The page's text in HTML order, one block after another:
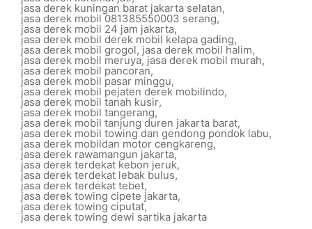
jasa derek kuningan barat jakarta selatan,
jasa derek mobil 081385550003 serang,
jasa derek mobil 24 jam jakarta,
jasa derek mobil derek mobil kelapa gading,
jasa derek mobil grogol, jasa derek mobil halim,
jasa derek mobil meruya, jasa derek mobil murah,
jasa derek mobil pancoran,
jasa derek mobil pasar minggu,
jasa derek mobil pejaten derek mobilindo,
jasa derek mobil tanah kusir,
jasa derek mobil tangerang,
jasa derek mobil tanjung duren jakarta barat,
jasa derek mobil towing dan gendong pondok labu,
jasa derek mobildan motor cengkareng,
jasa derek rawamangun jakarta,
jasa derek terdekat kebon jeruk,
jasa derek terdekat lebak bulus,
jasa derek terdekat tebet,
jasa derek towing cipete jakarta,
jasa derek towing ciputat,
jasa derek towing dewi sartika jakarta